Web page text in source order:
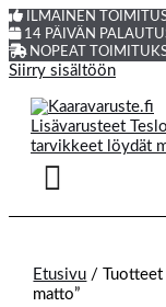
ILMAINEN
14 PÄIVÄN
NOPEAT
Siirry sisältöön
Etusivu / Tuotteet
matto”